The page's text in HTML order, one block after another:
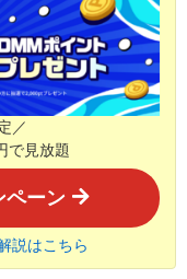
／
で見放題
ペーン
説はこちら